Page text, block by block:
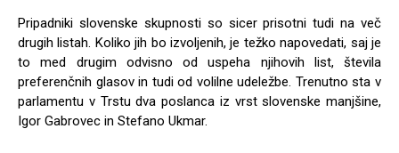
Pripadniki slovenske skupnosti so sicer prisotni tudi na več
drugih listah. Koliko jih bo izvoljenih, je težko napovedati, saj je
to med drugim odvisno od uspeha njihovih list, števila
preferenčnih glasov in tudi od volilne udeležbe. Trenutno sta v
parlamentu v Trstu dva poslanca iz vrst slovenske manjšine,
Igor Gabrovec in Stefano Ukmar.